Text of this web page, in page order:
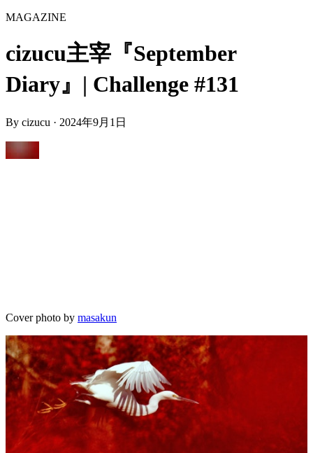
MAGAZINE
cizucu主宰『September
Diary』| Challenge #131
By cizucu · 2024年9月1日
Cover photo by masakun